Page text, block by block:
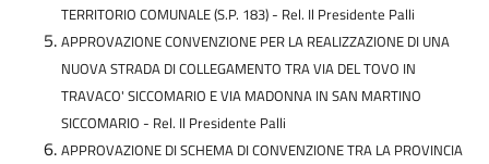
TERRITORIO COMUNALE (S.P. 183) - Rel. Il Presidente Palli
APPROVAZIONE CONVENZIONE PER LA REALIZZAZIONE DI UNA
NUOVA STRADA DI COLLEGAMENTO TRA VIA DEL TOVO IN
TRAVACO' SICCOMARIO E VIA MADONNA IN SAN MARTINO
SICCOMARIO - Rel. Il Presidente Palli
APPROVAZIONE DI SCHEMA DI CONVENZIONE TRA LA PROVINCIA